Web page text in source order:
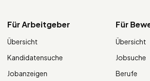
Für Arbeitgeber
Übersicht
Kandidatensuche
Jobanzeigen
Für
Übersicht
Jobsuche
Berufe